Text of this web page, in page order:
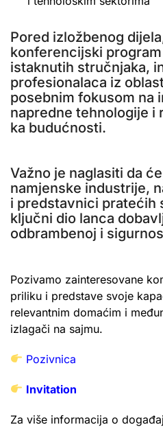
Pored izložbenog
konferencijski
istaknutih stručnjaka,
profesionalaca iz
posebnim fokusom na
napredne tehnologije i
ka budućnosti.
Važno je naglasiti da
namjenske industrije,
i predstavnici pratećih
ključni dio lanca
odbrambenoj i
Pozivamo zainteresovane
priliku i predstave svoje
relevantnim domaćim i
izlagači na sajmu.
Pozivnica
Invitation
Za više informacija o